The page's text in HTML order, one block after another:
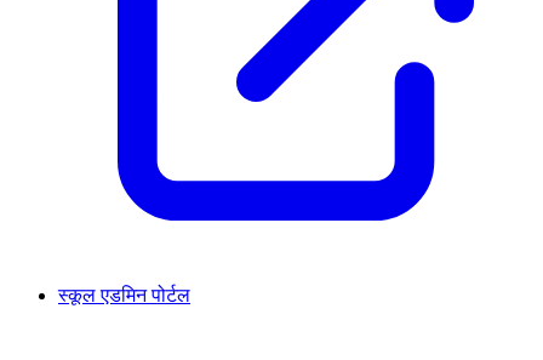
स्कूल एडमिन पोर्टल